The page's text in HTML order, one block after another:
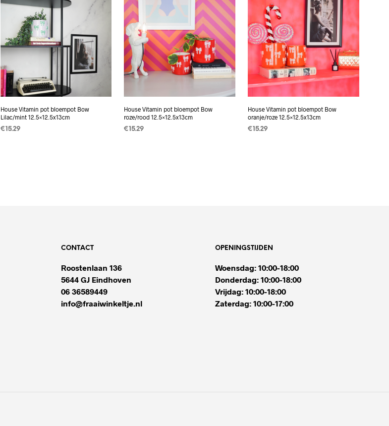
House Vitamin pot bloempot Bow
Lilac/mint 12.5×12.5x13cm
€ 15.29
House Vitamin pot bloempot Bow
roze/rood 12.5×12.5x13cm
€ 15.29
House Vitamin pot bloempot Bow
oranje/roze 12.5×12.5x13cm
€ 15.29
CONTACT
Roostenlaan 136
5644 GJ Eindhoven
06 36589449
info@fraaiwinkeltje.nl
OPENINGSTIJDEN
Woensdag: 10:00-18:00
Donderdag: 10:00-18:00
Vrijdag: 10:00-18:00
Zaterdag: 10:00-17:00